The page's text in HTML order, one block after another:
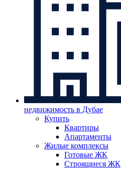
недвижимость в Дубае
Купить
Квартиры
Апартаменты
Жилые комплексы
Готовые ЖК
Строящиеся ЖК